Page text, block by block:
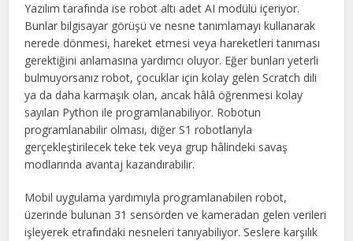
Yazılım tarafında ise robot altı adet AI modülü içeriyor.
Bunlar bilgisayar görüşü ve nesne tanımlamayı kullanarak
nerede dönmesi, hareket etmesi veya hareketleri tanıması
gerektiğini anlamasına yardımcı oluyor. Eğer bunları yeterli
bulmuyorsanız robot, çocuklar için kolay gelen Scratch dili
ya da daha karmaşık olan, ancak hâlâ öğrenmesi kolay
sayılan Python ile programlanabiliyor. Robotun
programlanabilir olması, diğer S1 robotlarıyla
gerçekleştirilecek teke tek veya grup hâlindeki savaş
modlarında avantaj kazandırabilir.
Mobil uygulama yardımıyla programlanabilen robot,
üzerinde bulunan 31 sensörden ve kameradan gelen verileri
işleyerek etrafındaki nesneleri tanıyabiliyor. Seslere karşılık